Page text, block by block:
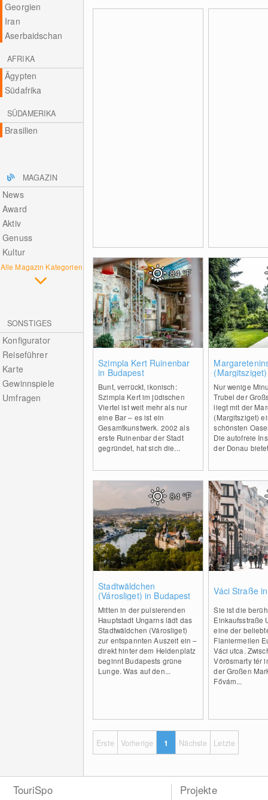
Georgien
Iran
Aserbaidschan
AFRIKA
Ägypten
Südafrika
SÜDAMERIKA
Brasilien
MAGAZIN
News
Award
Aktiv
Genuss
Kultur
Alle Magazin Kategorien
SONSTIGES
Konfigurator
Reiseführer
Karte
Gewinnspiele
Umfragen
Szimpla Kert Ruinenbar
in Budapest
Bunt, verrückt, ikonisch:
Szimpla Kert im jüdischen
Viertel ist weit mehr als nur
eine Bar – es ist ein
Gesamtkunstwerk. 2002 als
erste Ruinenbar der Stadt
gegründet, hat sich die...
84°F
Budapest
Nur wenige
Trubel der
liegt mit der
(Margitsziget)
schönsten
Die autofreie
der Donau
Stadtwäldchen
(Városliget) in Budapest
Mitten in der pulsierenden
Hauptstadt Ungarns lädt das
Stadtwäldchen (Városliget)
zur entspannten Auszeit ein –
direkt hinter dem Heldenplatz
beginnt Budapests grüne
Lunge. Was auf den...
84°F
Váci Straße
Sie ist die
Einkaufsstraße
eine der
Flaniermeilen
Váci utca.
Vörösmarty tér
der Großen
Fővám...
Erste Vorherige 1 Nächste Letzte
TouriSpo Projekte